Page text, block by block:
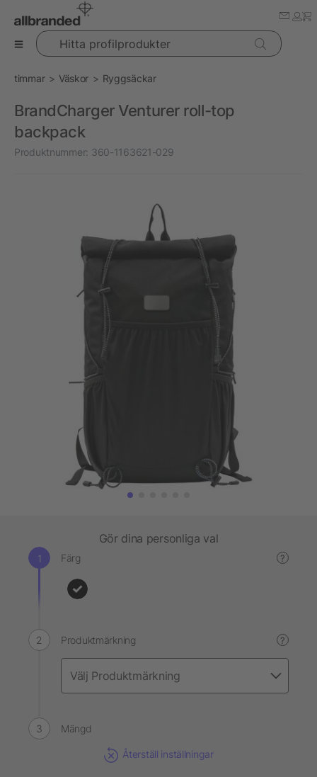
Hitta profilprodukter
timmar Väskor Ryggsäckar
BrandCharger Venturer roll-top
backpack
Produktnummer: 360-1163621-029
Gör dina personliga val
Färg ?
Produktmärkning ?
Mängd
Återställ inställningar